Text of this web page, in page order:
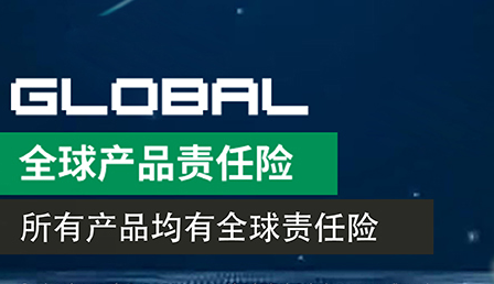
高容量镍氢电池
超低自放电镍氢电池
动力镍氢电池
常规镍氢电池
PG游戏官网是镍氢电池国家标准主导
修订单位，并参与多项锂电池行业国
家标准的制定